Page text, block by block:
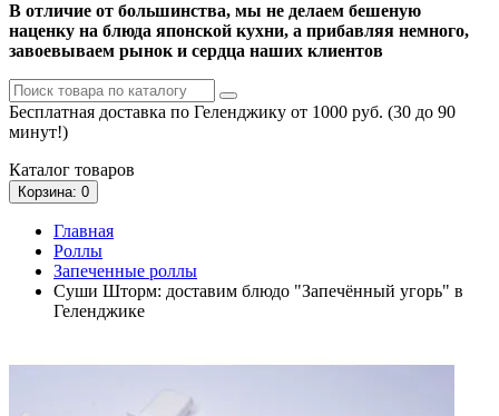
В отличие от большинства, мы не делаем бешеную
наценку на блюда японской кухни, а прибавляя немного,
завоевываем рынок и сердца наших клиентов
Бесплатная доставка по Геленджику от 1000 руб. (30 до 90
минут!)
Каталог товаров
Корзина: 0
Главная
Роллы
Запеченные роллы
Суши Шторм: доставим блюдо "Запечённый угорь" в
Геленджике